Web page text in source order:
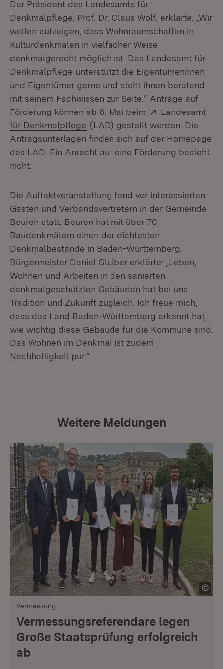
Der Präsident des Landesamts für
Denkmalpflege, Prof. Dr. Claus Wolf, erklärte: „Wir
wollen aufzeigen, dass Wohnraumschaffen in
Kulturdenkmalen in vielfacher Weise
denkmalgerecht möglich ist. Das Landesamt für
Denkmalpflege unterstützt die Eigentümerinnen
und Eigentümer gerne und steht ihnen beratend
mit seinem Fachwissen zur Seite.“ Anträge auf
Förderung können ab 6. Mai beim
Extern:
Landesamt
für Denkmalpflege (Öffnet in neuem Fenster)
(LAD) gestellt werden. Die
Antragsunterlagen finden sich auf der Homepage
des LAD. Ein Anrecht auf eine Förderung besteht
nicht.
Die Auftaktveranstaltung fand vor interessierten
Gästen und Verbandsvertretern in der Gemeinde
Beuren statt. Beuren hat mit über 70
Baudenkmälern einen der dichtesten
Denkmalbestände in Baden-Württemberg.
Bürgermeister Daniel Gluiber erklärte: „Leben,
Wohnen und Arbeiten in den sanierten
denkmalgeschützten Gebäuden hat bei uns
Tradition und Zukunft zugleich. Ich freue mich,
dass das Land Baden-Württemberg erkannt hat,
wie wichtig diese Gebäude für die Kommune sind.
Das Wohnen im Denkmal ist zudem
Nachhaltigkeit pur.“
Weitere Meldungen
Vermessung
Vermessungsreferendare legen
Große Staatsprüfung erfolgreich
ab